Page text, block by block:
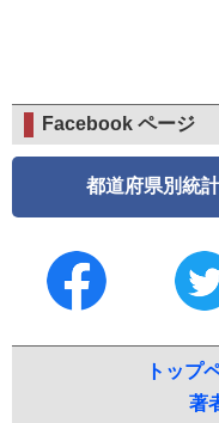
Facebook ページ
都道府県別統
トップ
著